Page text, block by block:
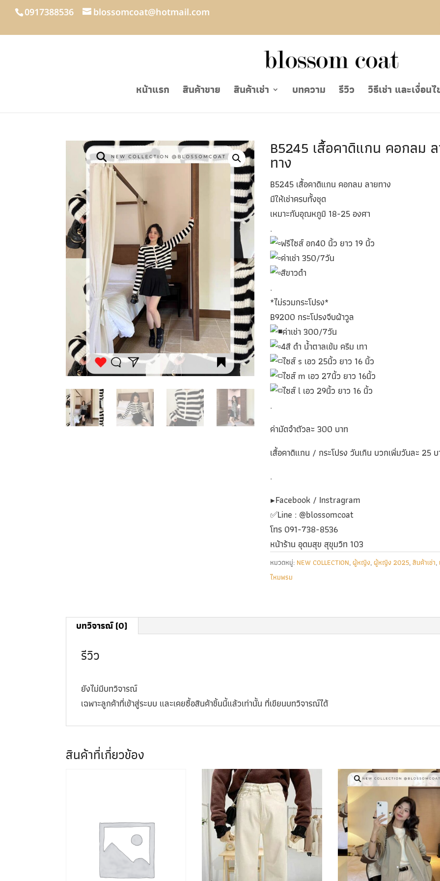
0917388536
blossomcoat@hotmail.com
หน้าแรก สินค้าขาย สินค้าเช่า บทความ รีวิว วิธีเช่า และเงื่อนไ
B5245 เสื้อคาดิแกน คอกลม
ทาง
B5245 เสื้อคาดิแกน คอกลม ลายทาง
มีให้เช่าครบทั้งชุด
เหมาะกับอุณหภูมิ 18-25 องศา
.
ฟรีไซส์ อก40 นิ้ว ยาว 19 นิ้ว
ค่าเช่า 350/7วัน
สีขาวดำ
.
*ไม่รวมกระโปรง*
B9200 กระโปรงจีบผ้าวูล
ค่าเช่า 300/7วัน
4สี ดำ น้ำตาลเข้ม ครีม เทา
ไซส์ s เอว 25นิ้ว ยาว 16 นิ้ว
ไซส์ m เอว 27นิ้ว ยาว 16นิ้ว
ไซส์ l เอว 29นิ้ว ยาว 16 นิ้ว
.
ค่ามัดจำตัวละ 300 บาท
เสื้อคาดิแกน / กระโปรง วันเกิน บวกเพิ่มวันละ 25
.
▶️Facebook / Instragram
✅️Line : @blossomcoat
โทร 091-738-8536
หน้าร้าน อุดมสุข สุขุมวิท 103
หมวดหมู่: NEW COLLECTION,ผู้หญิง,ผู้หญิง 2025,สินค้าเช่า,
ไหมพรม
บทวิจารณ์ (0)
รีวิว
ยังไม่มีบทวิจารณ์
เฉพาะลูกค้าที่เข้าสู่ระบบ และเคยซื้อสินค้าชิ้นนี้แล้วเท่านั้น ที่เขียนบทวิจารณ์ได้
สินค้าที่เกี่ยวข้อง